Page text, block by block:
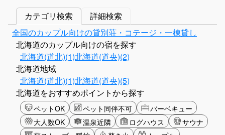
カテゴリ検索
詳細検索
全国のカップル向けの貸別荘・コテージ・一棟貸し
北海道のカップル向けの宿を探す
北海道(道北)(1)北海道(道央)(2)
北海道地域
北海道(道北)(1)北海道(道央)(5)
北海道をおすすめポイントから探す
ペットOK ペット同伴不可
バーベキュー
大人数OK
温泉近隣 ログハウス
サウナ